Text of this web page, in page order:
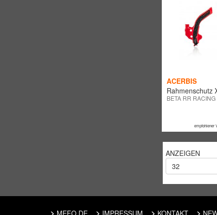
ACERBIS
Rahmenschutz
BETA RR RACING
empfohlener
ANZEIGEN
32
MEFO.DE IMPRESSUM KONTAKT